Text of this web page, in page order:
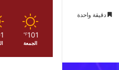
دقيقة واحدة
101
℉
الجمعة